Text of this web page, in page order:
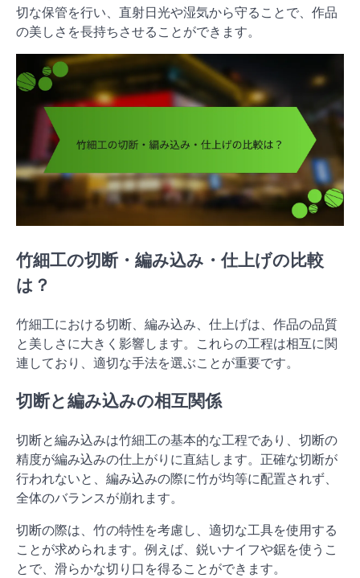
切な保管を行い、直射日光や湿気から守ることで、作品
の美しさを長持ちさせることができます。
竹細工の切断・編み込み・仕上げの比較
は？
竹細工における切断、編み込み、仕上げは、作品の品質
と美しさに大きく影響します。これらの工程は相互に関
連しており、適切な手法を選ぶことが重要です。
切断と編み込みの相互関係
切断と編み込みは竹細工の基本的な工程であり、切断の
精度が編み込みの仕上がりに直結します。正確な切断が
行われないと、編み込みの際に竹が均等に配置されず、
全体のバランスが崩れます。
切断の際は、竹の特性を考慮し、適切な工具を使用する
ことが求められます。例えば、鋭いナイフや鋸を使うこ
とで、滑らかな切り口を得ることができます。